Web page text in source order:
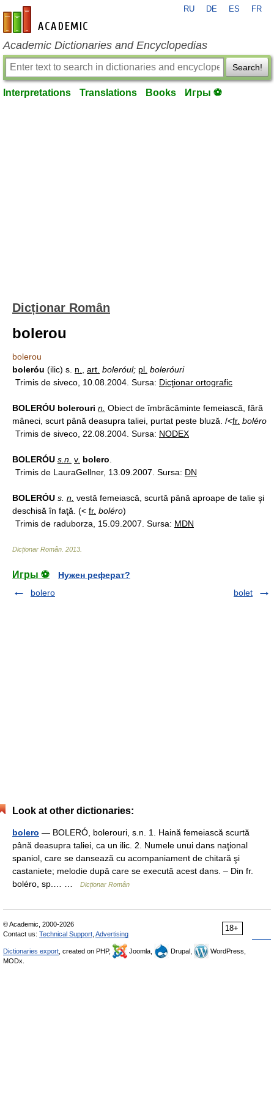
en-academic.com
RU DE ES FR
Academic Dictionaries and Encyclopedias
Search!
Interpretations Translations Books Игры ⚽
Dicționar Român
bolerou
bolerou
boleróu (ilic) s. n. art. boleróul; pl. boleróuri
Trimis de siveco, 10.08.2004. Sursa: Dicţionar ortografic
BOLERÓU bolerouri n. Obiect de îmbrăcăminte femeiască, fără
mâneci, scurt până deasupra taliei, purtat peste bluză. /<fr. boléro
Trimis de siveco, 22.08.2004. Sursa: NODEX
BOLERÓU s.n. v. bolero
Trimis de LauraGellner, 13.09.2007. Sursa: DN
BOLERÓU s. n. vestă femeiască, scurtă până aproape de talie şi
deschisă în faţă. (< fr. boléro)
Trimis de raduborza, 15.09.2007. Sursa: MDN
Dicționar Român 2013
Игры ⚽
Нужен реферат?
bolero
bolet
Look at other dictionaries:
bolero — BOLERÓ, bolerouri, s.n. 1. Haină femeiască scurtă
până deasupra taliei, ca un ilic. 2. Numele unui dans naţional
spaniol, care se dansează cu acompaniament de chitară şi
castaniete; melodie după care se execută acest dans. – Din fr.
boléro, sp.… …
Dicționar Român
18+
© Academic, 2000-2026
Contact us: Technical Support Advertising
Dictionaries export , created on PHP, Joomla, Drupal,
WordPress,
MODx.